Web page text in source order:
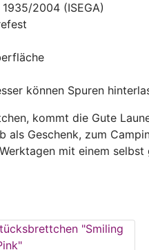
2004 (ISEGA)
können Spuren
kommt die Gute
als Geschenk, zum
mit einem